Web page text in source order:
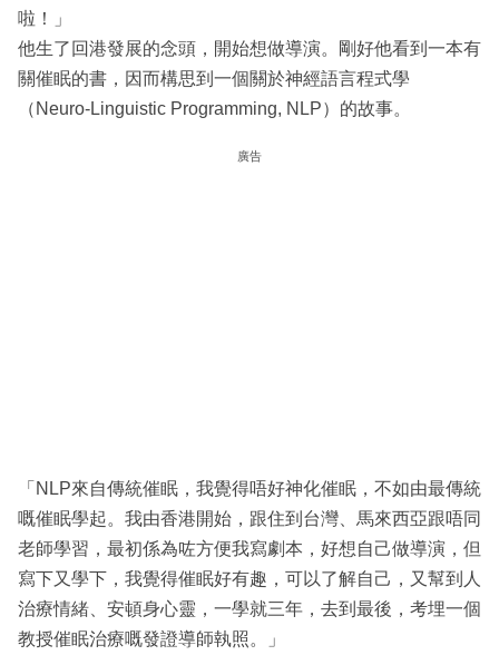
啦！」
他生了回港發展的念頭，開始想做導演。剛好他看到一本有
關催眠的書，因而構思到一個關於神經語言程式學
（Neuro-Linguistic Programming, NLP）的故事。
廣告
「NLP來自傳統催眠，我覺得唔好神化催眠，不如由最傳統
嘅催眠學起。我由香港開始，跟住到台灣、馬來西亞跟唔同
老師學習，最初係為咗方便我寫劇本，好想自己做導演，但
寫下又學下，我覺得催眠好有趣，可以了解自己，又幫到人
治療情緒、安頓身心靈，一學就三年，去到最後，考埋一個
教授催眠治療嘅發證導師執照。」